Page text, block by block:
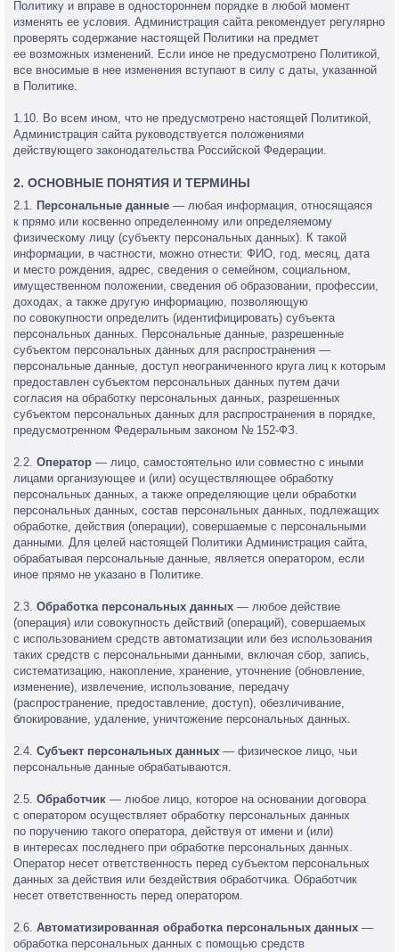
Политику и вправе в одностороннем порядке в любой момент
изменять ее условия. Администрация сайта рекомендует регулярно
проверять содержание настоящей Политики на предмет
ее возможных изменений. Если иное не предусмотрено Политикой,
все вносимые в нее изменения вступают в силу с даты, указанной
в Политике.
1.10. Во всем ином, что не предусмотрено настоящей Политикой,
Администрация сайта руководствуется положениями
действующего законодательства Российской Федерации.
2. ОСНОВНЫЕ ПОНЯТИЯ И ТЕРМИНЫ
2.1. Персональные данные — любая информация, относящаяся
к прямо или косвенно определенному или определяемому
физическому лицу (субъекту персональных данных). К такой
информации, в частности, можно отнести: ФИО, год, месяц, дата
и место рождения, адрес, сведения о семейном, социальном,
имущественном положении, сведения об образовании, профессии,
доходах, а также другую информацию, позволяющую
по совокупности определить (идентифицировать) субъекта
персональных данных. Персональные данные, разрешенные
субъектом персональных данных для распространения —
персональные данные, доступ неограниченного круга лиц к которым
предоставлен субъектом персональных данных путем дачи
согласия на обработку персональных данных, разрешенных
субъектом персональных данных для распространения в порядке,
предусмотренном Федеральным законом № 152-ФЗ.
2.2. Оператор — лицо, самостоятельно или совместно с иными
лицами организующее и (или) осуществляющее обработку
персональных данных, а также определяющие цели обработки
персональных данных, состав персональных данных, подлежащих
обработке, действия (операции), совершаемые с персональными
данными. Для целей настоящей Политики Администрация сайта,
обрабатывая персональные данные, является оператором, если
иное прямо не указано в Политике.
2.3. Обработка персональных данных — любое действие
(операция) или совокупность действий (операций), совершаемых
с использованием средств автоматизации или без использования
таких средств с персональными данными, включая сбор, запись,
систематизацию, накопление, хранение, уточнение (обновление,
изменение), извлечение, использование, передачу
(распространение, предоставление, доступ), обезличивание,
блокирование, удаление, уничтожение персональных данных.
2.4. Субъект персональных данных — физическое лицо, чьи
персональные данные обрабатываются.
2.5. Обработчик — любое лицо, которое на основании договора
с оператором осуществляет обработку персональных данных
по поручению такого оператора, действуя от имени и (или)
в интересах последнего при обработке персональных данных.
Оператор несет ответственность перед субъектом персональных
данных за действия или бездействия обработчика. Обработчик
несет ответственность перед оператором.
2.6. Автоматизированная обработка персональных данных —
обработка персональных данных с помощью средств